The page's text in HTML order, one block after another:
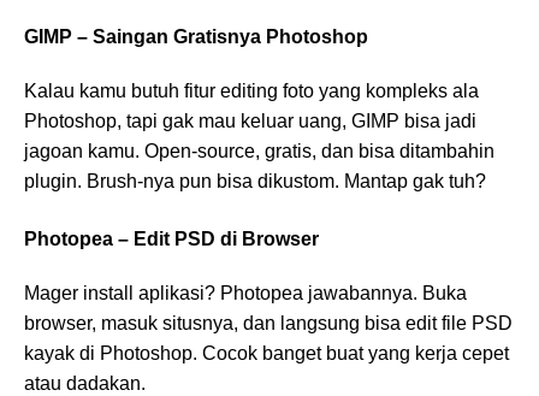
GIMP – Saingan Gratisnya Photoshop
Kalau kamu butuh fitur editing foto yang kompleks ala
Photoshop, tapi gak mau keluar uang, GIMP bisa jadi
jagoan kamu. Open-source, gratis, dan bisa ditambahin
plugin. Brush-nya pun bisa dikustom. Mantap gak tuh?
Photopea – Edit PSD di Browser
Mager install aplikasi? Photopea jawabannya. Buka
browser, masuk situsnya, dan langsung bisa edit file PSD
kayak di Photoshop. Cocok banget buat yang kerja cepet
atau dadakan.